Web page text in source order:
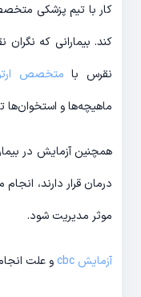
کار با تیم پزشکی
کند. بیمارانی که
نقرس با متخصص
ماهیچه‌ها و
همچنین آزمایش در
درمان قرار دارند،
موثر مدیریت شود.
آزمایش cbc و علت